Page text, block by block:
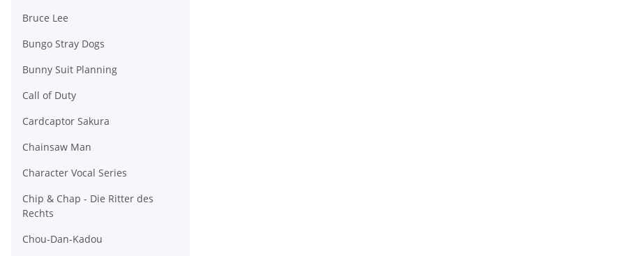
Bruce Lee
Bungo Stray Dogs
Bunny Suit Planning
Call of Duty
Cardcaptor Sakura
Chainsaw Man
Character Vocal Series
Chip & Chap - Die Ritter des
Rechts
Chou-Dan-Kadou